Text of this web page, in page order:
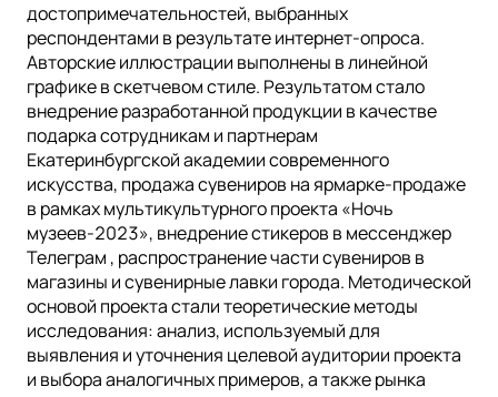
достопримечательностей, выбранных
респондентами в результате интернет-опроса.
Авторские иллюстрации выполнены в линейной
графике в скетчевом стиле. Результатом стало
внедрение разработанной продукции в качестве
подарка сотрудникам и партнерам
Екатеринбургской академии современного
искусства, продажа сувениров на ярмарке-продаже
в рамках мультикультурного проекта «Ночь
музеев-2023», внедрение стикеров в мессенджер
Телеграм , распространение части сувениров в
магазины и сувенирные лавки города. Методической
основой проекта стали теоретические методы
исследования: анализ, используемый для
выявления и уточнения целевой аудитории проекта
и выбора аналогичных примеров, а также рынка